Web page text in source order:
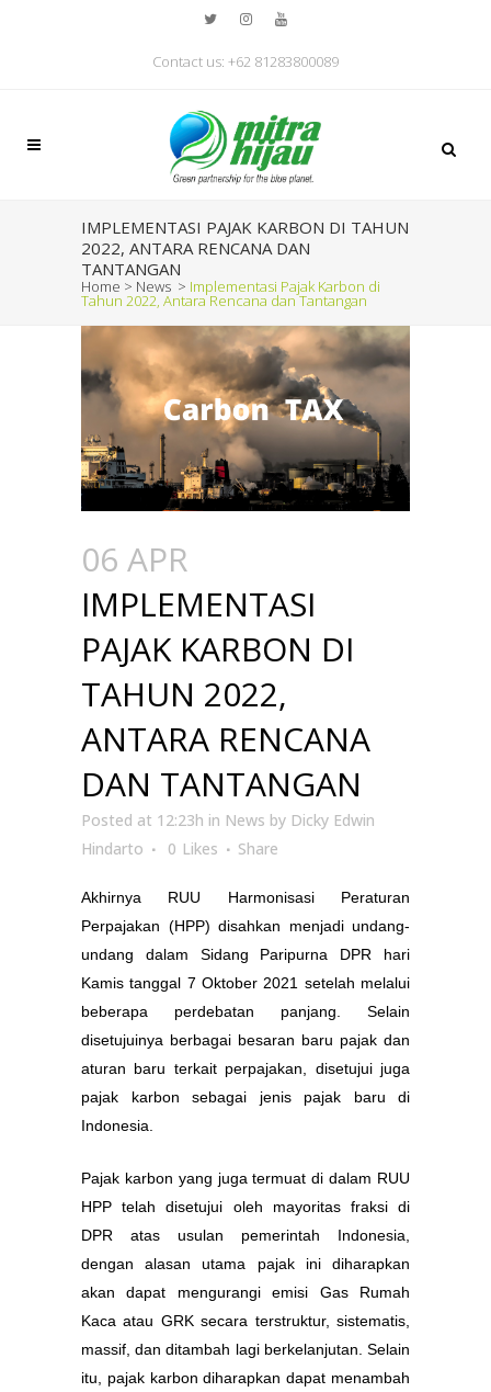
Contact us: +62 81283800089
IMPLEMENTASI PAJAK KARBON DI TAHUN
2022, ANTARA RENCANA DAN
TANTANGAN
Home > News > Implementasi Pajak Karbon di
Tahun 2022, Antara Rencana dan Tantangan
06 APR
IMPLEMENTASI
PAJAK KARBON DI
TAHUN 2022,
ANTARA RENCANA
DAN TANTANGAN
Posted at 12:23h in News by Dicky Edwin
Hindarto
0 Likes Share
Akhirnya RUU Harmonisasi Peraturan
Perpajakan (HPP) disahkan menjadi undang-
undang dalam Sidang Paripurna DPR hari
Kamis tanggal 7 Oktober 2021 setelah melalui
beberapa perdebatan panjang. Selain
disetujuinya berbagai besaran baru pajak dan
aturan baru terkait perpajakan, disetujui juga
pajak karbon sebagai jenis pajak baru di
Indonesia.
Pajak karbon yang juga termuat di dalam RUU
HPP telah disetujui oleh mayoritas fraksi di
DPR atas usulan pemerintah Indonesia,
dengan alasan utama pajak ini diharapkan
akan dapat mengurangi emisi Gas Rumah
Kaca atau GRK secara terstruktur, sistematis,
massif, dan ditambah lagi berkelanjutan. Selain
itu, pajak karbon diharapkan dapat menambah